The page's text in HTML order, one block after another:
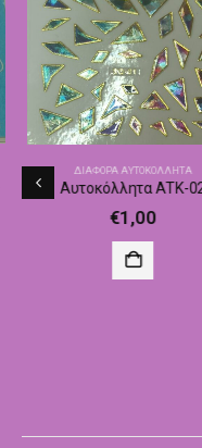
ΔΙΆΦΟΡΑ ΑΥΤΟΚΌΛΛΗΤΑ
Αυτοκόλλητα ATK-02
€1,00